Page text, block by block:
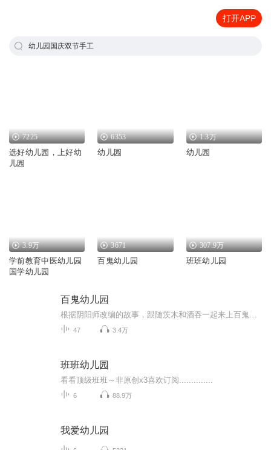
打开APP
幼儿园国庆双节手工
7225
选好幼儿园，上好幼
儿园
6353
幼儿园
1.3万
幼儿园
3.9万
学前教育中医幼儿园
国学幼儿园
3671
百鬼幼儿园
307.9万
班班幼儿园
百鬼幼儿园
47 3.4万
班班幼儿园
看看顶级班班～非原创x3喜欢订阅..............
6 88.9万
我爱幼儿园